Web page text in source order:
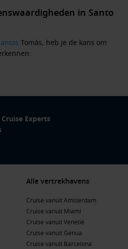
in Santo
Tomás, heb je de kans om
kunt proeven. Probeer zeker de
stranden, zoals Playa
omgeving voor ontspanning,
tropische vogels en
Leer meer over de rijke
inheemse bevolking door een
lokale gemeenschap waar je
en ambachten.
Experts
Alle vertrekhavens
Cruise vanuit Amsterdam
Cruise vanuit Miami
Cruise vanuit Venetië
Cruise vanuit Genua
Cruise vanuit Barcelona